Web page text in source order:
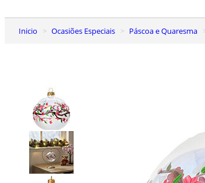
Inicio Ocasiões Especiais Páscoa e Quaresma